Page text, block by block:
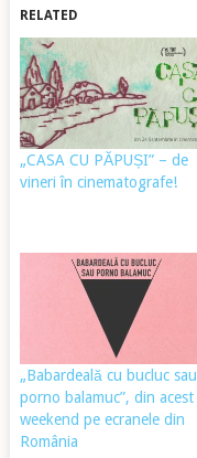
RELATED
„CASA CU PĂPUȘI” – de
vineri în cinematografe!
„Babardeală cu bucluc sau
porno balamuc”, din acest
weekend pe ecranele din
România